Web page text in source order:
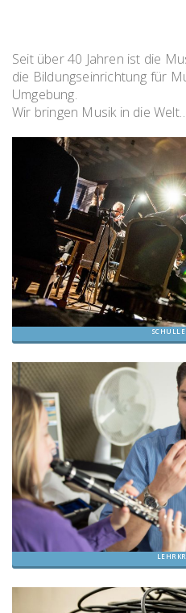
Seit über 40 Jahren ist die
die Bildungseinrichtung für
Umgebung.
Wir bringen Musik in die